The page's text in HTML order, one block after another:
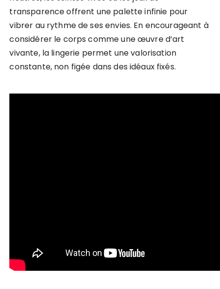
transparence offrent une palette infinie pour
vibrer au rythme de ses envies. En encourageant à
considérer le corps comme une œuvre d’art
vivante, la lingerie permet une valorisation
constante, non figée dans des idéaux fixés.